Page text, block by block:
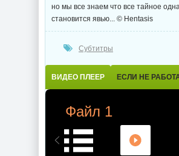
но мы все знаем что все тайное
становится явью... © Hentasis
Субтитры
ВИДЕО ПЛЕЕР ЕСЛИ НЕ
Файл 1